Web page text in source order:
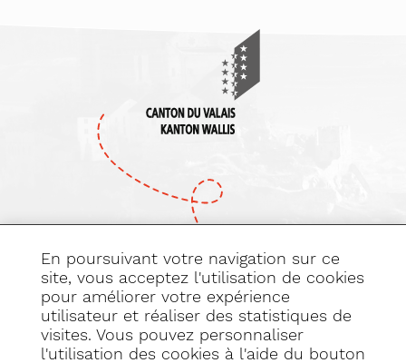
Abonnez-vous
à notre newsletter
En poursuivant votre navigation sur ce
site, vous acceptez l'utilisation de cookies
pour améliorer votre expérience
utilisateur et réaliser des statistiques de
visites. Vous pouvez personnaliser
l'utilisation des cookies à l'aide du bouton